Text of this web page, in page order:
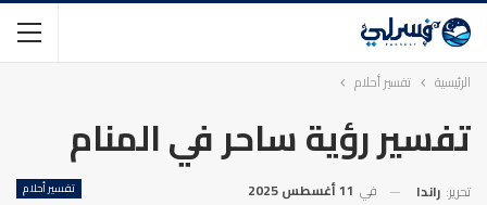
الرئيسية تفسير أحلام
تفسير رؤية ساحر في المنام
تفسير أحلام تحرير: راندا في 11 أغسطس 2025